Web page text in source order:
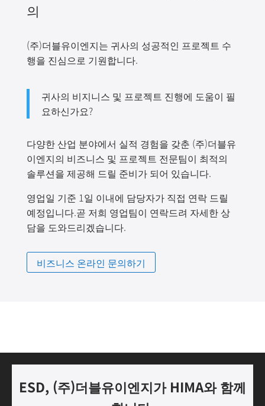
의
(주)더블유이엔지는 귀사의 성공적인 프로젝트 수
행을 진심으로 기원합니다.
귀사의 비지니스 및 프로젝트 진행에 도움이 필
요하신가요?
다양한 산업 분야에서 실적 경험을 갖춘 (주)더블유
이엔지의 비즈니스 및 프로젝트 전문팀이 최적의
솔루션을 제공해 드릴 준비가 되어 있습니다.
영업일 기준 1일 이내에 담당자가 직접 연락 드릴
예정입니다.곧 저희 영업팀이 연락드려 자세한 상
담을 도와드리겠습니다.
비즈니스 온라인 문의하기
ESD, (주)더블유이엔지가 HIMA와 함께